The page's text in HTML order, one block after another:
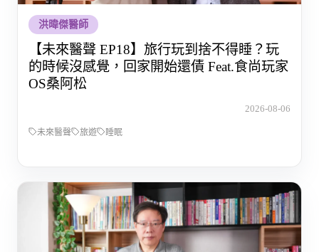
洪暐傑醫師
【未來醫聲 EP18】旅行玩到捨不得睡？玩
的時候沒感覺，回家開始還債 Feat.食尚玩家
OS桑阿松
2026-08-06
未來醫聲 旅遊 睡眠